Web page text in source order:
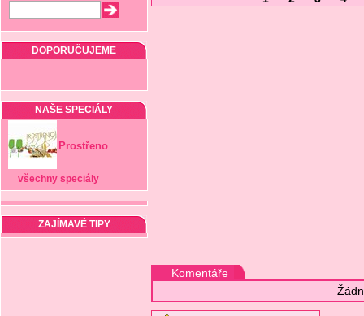
DOPORUČUJEME
NAŠE SPECIÁLY
Prostřeno
všechny speciály
ZAJÍMAVÉ TIPY
Komentáře